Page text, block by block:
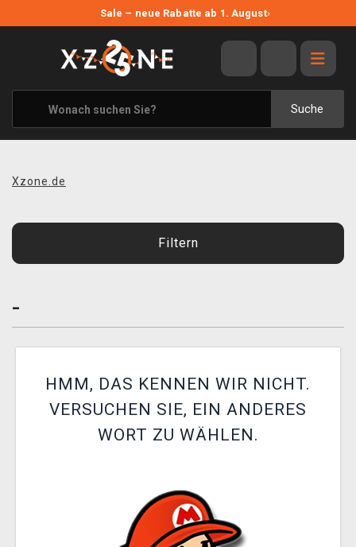
Sale – neue Rabatte ab 1. August›
Suche
ANGEBOTE
ALLE MARKEN
XZONE ORIGINALS
KLEIDUNG & ACCESSOIRES
BLOG
XZONE CLUB
Xzone.de
Filtern
-
HMM, DAS KENNEN WIR NICHT.
VERSUCHEN SIE, EIN ANDERES
WORT ZU WÄHLEN.